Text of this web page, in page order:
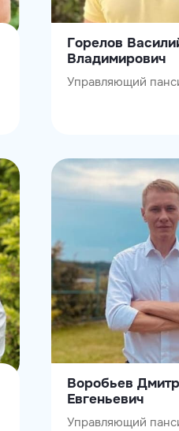
Горелов
Владимирович
Управляющий
Воробьев
Евгеньевич
Управляющий